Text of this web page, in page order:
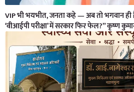
VIP भी भयभीत, जनता कहे — अब तो भगवान ही हैं
‘वीआईपी परीक्षा’ में सरकार फिर फेल?” कृष्ण